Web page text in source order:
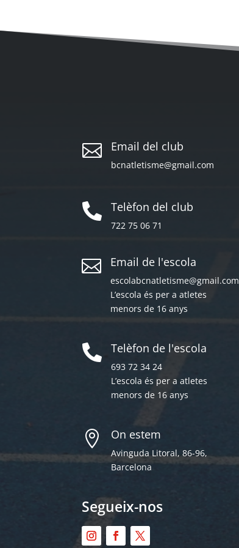
 Email del club
bcnatletisme@gmail.com
 Telèfon del club
722 75 06 71
 Email de l'escola
escolabcnatletisme@gmail.com
L’escola és per a atletes
menors de 16 anys
 Telèfon de l'escola
693 72 34 24
L’escola és per a atletes
menors de 16 anys
 On estem
Avinguda Litoral, 86-96,
Barcelona
Segueix-nos